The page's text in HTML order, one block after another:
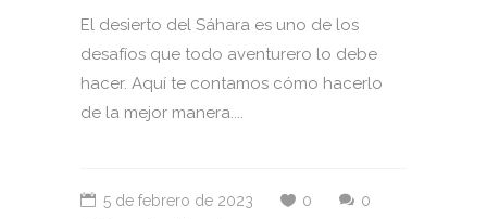
El desierto del Sáhara es uno de los
desafíos que todo aventurero lo debe
hacer. Aquí te contamos cómo hacerlo
de la mejor manera....
5 de febrero de 2023 0
0